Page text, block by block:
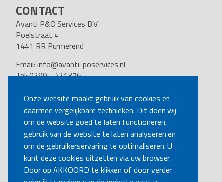
Onze website maakt gebruik van cookies en
daarmee vergelijkbare technieken. Dit doen wij
om de website goed te laten functioneren,
gebruik van de website te laten analyseren en
om de gebruikerservaring te optimaliseren. U
kunt deze cookies uitzetten via uw browser.
Door op AKKOORD te klikken of door verder
CONTACT
Avanti P&O Services B.V.
Poelstraat 4
1441 RR Purmerend
Email: info@avanti-poservices.nl
Tel: 0299 - 421376
Kvk nummer: 37140121
VOLG ONS
BEL MIJ TERUG